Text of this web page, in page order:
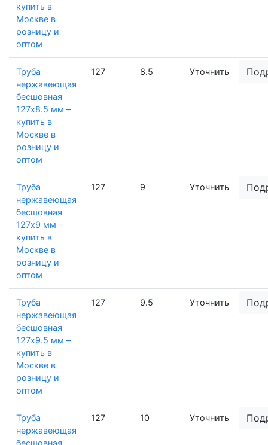
купить в
Москве в
розницу и
оптом
Труба
нержавеющая
бесшовная
127х8.5 мм –
купить в
Москве в
розницу и
оптом
127 8.5 Уточнить
Труба
нержавеющая
бесшовная
127х9 мм –
купить в
Москве в
розницу и
оптом
127 9 Уточнить
Труба
нержавеющая
бесшовная
127х9.5 мм –
купить в
Москве в
розницу и
оптом
127 9.5 Уточнить
Труба
нержавеющая
бесшовная
127 10 Уточнить